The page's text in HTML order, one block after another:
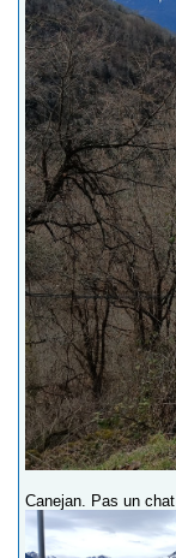
Canejan. Pas un